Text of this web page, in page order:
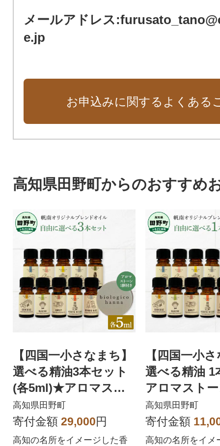
メールアドレス
e.jp
お申込みに関するよくある
高知県田野町からのおすすめ
【四国一小さなまち】
選べる精油3本セット
(各5ml)★アロマスト
ーン1個付き★
高知県田野町
寄付金額 29,000円
高知の名所をイメージした香
【四国一小
選べる精油
アロマスト
き★
高知県田野町
寄付金額
高知の名所をイメ